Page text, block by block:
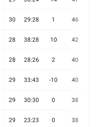
30 29:28 1 46
28 38:28 10 42
28 28:26 2 40
29 33:43 -10 40
29 30:30 0 38
29 23:23 0 38